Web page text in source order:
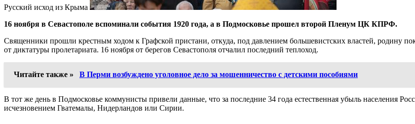
Русский исход из Крыма
16 ноября в Севастополе вспоминали события 1920 года, а в Подмосковье прошел второй Пленум ЦК КПРФ.
Священники прошли крестным ходом к Графской пристани, откуда, под давлением большевистских властей, родину
от диктатуры пролетариата. 16 ноября от берегов Севастополя отчалил последний теплоход.
Читайте также » В Перми возбуждено уголовное дело за мошенничество с детскими пособиями
В тот же день в Подмосковье коммунисты привели данные, что за последние 34 года естественная убыль населения
исчезновением Гватемалы, Нидерландов или Сирии.